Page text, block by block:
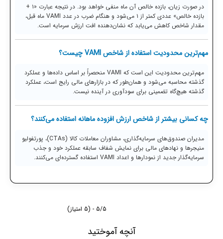
در صورت زیان، بازده خالص آن ماه منفی خواهد بود. در نتیجه عبارت «۱ +
بازده خالص» عددی کمتر از ۱ می‌شود و هنگام ضرب در عدد VAMI ماه قبل،
مقدار شاخص کاهش می‌یابد که نشان‌دهنده افت ارزش سرمایه است.
مهم‌ترین محدودیت استفاده از شاخص VAMI چیست؟
مهم‌ترین محدودیت این است که VAMI منحصراً بر اساس داده‌ها و عملکرد
گذشته محاسبه می‌شود و همان‌طور که در بازارهای مالی رایج است، عملکرد
گذشته هیچ‌گاه تضمینی برای سودآوری در آینده نیست.
چه کسانی بیشتر از شاخص ارزش افزوده ماهانه استفاده می‌کنند؟
مدیران صندوق‌های سرمایه‌گذاری، مشاوران معاملات کالا (CTAs)، پورتفولیو
منیجرها و نهادهای مالی برای نمایش شفاف سابقه عملکرد خود و جذب
سرمایه‌گذار جدید از نمودارها و اعداد VAMI استفاده گسترده‌ای می‌کنند.
5/5 - (5 امتیاز)
آنچه آموختید